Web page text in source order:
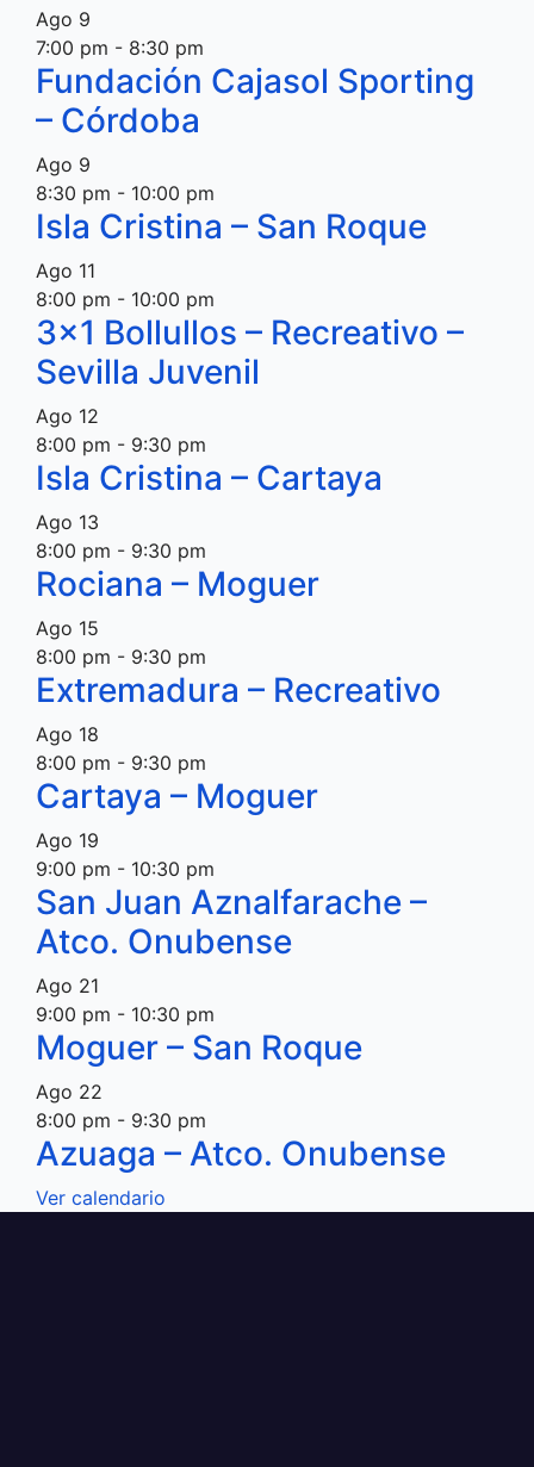
Ago 9
7:00 pm - 8:30 pm
Fundación Cajasol Sporting
– Córdoba
Ago 9
8:30 pm - 10:00 pm
Isla Cristina – San Roque
Ago 11
8:00 pm - 10:00 pm
3×1 Bollullos – Recreativo –
Sevilla Juvenil
Ago 12
8:00 pm - 9:30 pm
Isla Cristina – Cartaya
Ago 13
8:00 pm - 9:30 pm
Rociana – Moguer
Ago 15
8:00 pm - 9:30 pm
Extremadura – Recreativo
Ago 18
8:00 pm - 9:30 pm
Cartaya – Moguer
Ago 19
9:00 pm - 10:30 pm
San Juan Aznalfarache –
Atco. Onubense
Ago 21
9:00 pm - 10:30 pm
Moguer – San Roque
Ago 22
8:00 pm - 9:30 pm
Azuaga – Atco. Onubense
Ver calendario